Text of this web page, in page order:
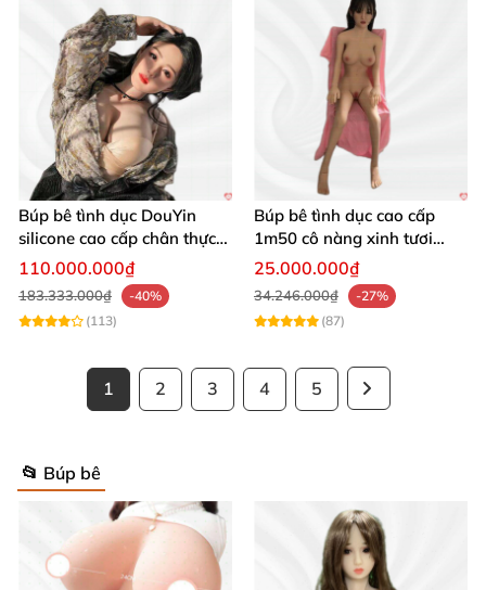
Búp bê tình dục DouYin
silicone cao cấp chân thực
mê hoặc nam giới
110.000.000₫
183.333.000₫
-40%
(113)
Búp bê tình dục cao cấp
1m50 cô nàng xinh tươi
chân thực
25.000.000₫
34.246.000₫
-27%
(87)
1 2 3 4 5
📂 Búp bê